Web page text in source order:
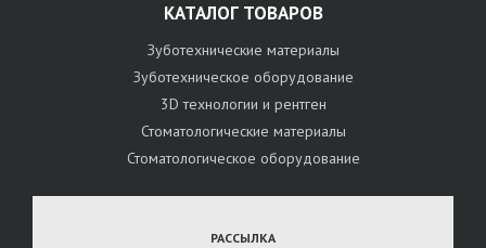
КАТАЛОГ ТОВАРОВ
Зуботехнические материалы
Зуботехническое оборудование
3D технологии и рентген
Стоматологические материалы
Стоматологическое оборудование
РАССЫЛКА